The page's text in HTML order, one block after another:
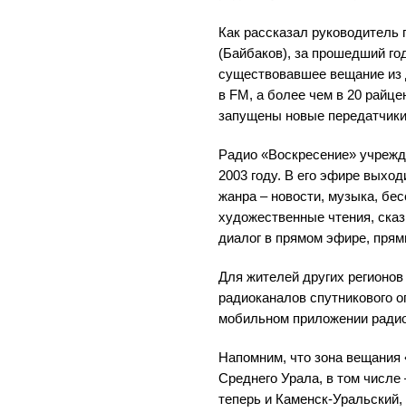
Как рассказал
(Байбаков), за прошедший
существовавшее вещание
в FM, а более чем в 20
запущены новые
Радио «Воскресение»
2003 году. В его эфире
жанра – новости, музыка,
художественные чтения,
диалог в прямом эфире,
Для жителей других
радиоканалов спутникового
мобильном приложении
Напомним, что зона вещания
Среднего Урала, в том
теперь и Каменск-